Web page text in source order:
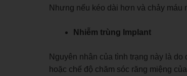
Nhưng nếu kéo dài hơn và chảy
Nhiễm trùng Implant
Nguyên nhân của tình trạng này là
hoặc chế độ chăm sóc răng miệng